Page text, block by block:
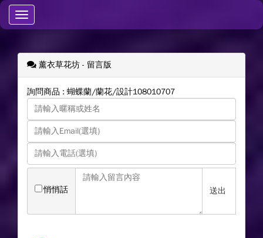
Toggle
navigation
薰衣草花坊 - 留言版
詢問商品 : 蝴蝶蘭/蘭花/設計108010707
悄悄話 送出